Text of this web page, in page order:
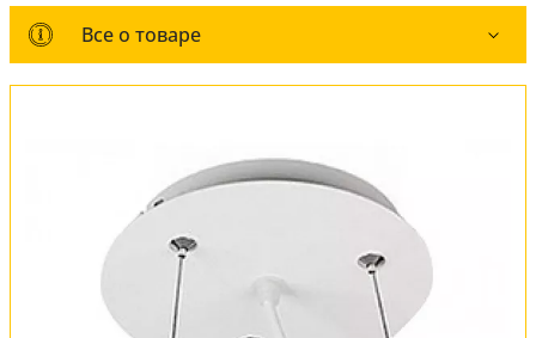
Все о товаре
Все о товаре
Оплата и доставка
Обмен и возврат
Установка